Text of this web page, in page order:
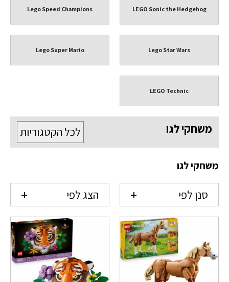
LEGO Sonic the Hedgehog
Lego Speed Champions
Lego Star Wars
Lego Super Mario
LEGO Technic
לכל הקטגוריות משחקי לגו
משחקי לגו
סנן לפי הצג לפי